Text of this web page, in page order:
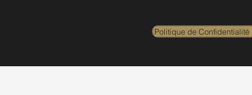
Politique de Confidentialité